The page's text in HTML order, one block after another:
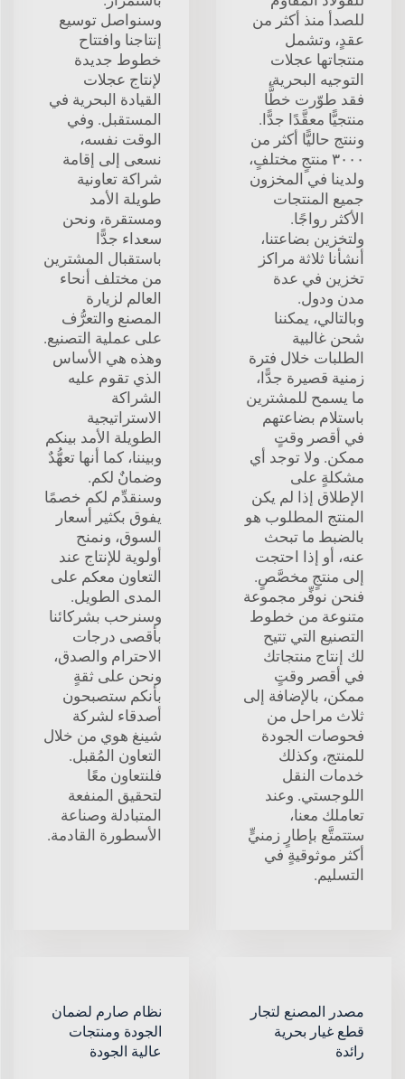
للصدأ منذ أكثر من
عقدٍ، وتشمل
منتجاتها عجلات
التوجيه البحرية،
فقد طوّرت خطًّا
منتجيًّا معقَّدًا جدًّا.
وننتج حاليًّا أكثر من
٣٠٠٠ منتجٍ مختلفٍ،
ولدينا في المخزون
جميع المنتجات
الأكثر رواجًا.
ولتخزين بضاعتنا،
أنشأنا ثلاثة مراكز
تخزين في عدة
مدن ودول.
وبالتالي، يمكننا
شحن غالبية
الطلبات خلال فترة
زمنية قصيرة جدًّا،
ما يسمح للمشترين
باستلام بضاعتهم
في أقصر وقتٍ
ممكن. ولا توجد أي
مشكلةٍ على
الإطلاق إذا لم يكن
المنتج المطلوب هو
بالضبط ما تبحث
عنه، أو إذا احتجت
إلى منتجٍ مخصَّصٍ.
فنحن نوفِّر مجموعة
متنوعة من خطوط
التصنيع التي تتيح
لك إنتاج منتجاتك
في أقصر وقتٍ
ممكن، بالإضافة إلى
ثلاث مراحل من
فحوصات الجودة
للمنتج، وكذلك
خدمات النقل
اللوجستي. وعند
تعاملك معنا،
ستتمتَّع بإطارٍ زمنيٍّ
أكثر موثوقيةٍ في
التسليم.
وسنواصل توسيع
إنتاجنا وافتتاح
خطوط جديدة
لإنتاج عجلات
القيادة البحرية في
المستقبل. وفي
الوقت نفسه،
نسعى إلى إقامة
شراكة تعاونية
طويلة الأمد
ومستقرة، ونحن
سعداء جدًّا
باستقبال المشترين
من مختلف أنحاء
العالم لزيارة
المصنع والتعرُّف
على عملية التصنيع.
وهذه هي الأساس
الذي تقوم عليه
الشراكة
الاستراتيجية
الطويلة الأمد بينكم
وبيننا، كما أنها تعهُّدٌ
وضمانٌ لكم.
وسنقدِّم لكم خصمًا
يفوق بكثير أسعار
السوق، ونمنح
أولوية للإنتاج عند
التعاون معكم على
المدى الطويل.
وسنرحب بشركائنا
بأقصى درجات
الاحترام والصدق،
ونحن على ثقةٍ
بأنكم ستصبحون
أصدقاء لشركة
شينغ هوي من خلال
التعاون المُقبل.
فلنتعاون معًا
لتحقيق المنفعة
المتبادلة وصناعة
الأسطورة القادمة.
مصدر المصنع لتجار
قطع غيار بحرية
رائدة
نظام صارم لضمان
الجودة ومنتجات
عالية الجودة